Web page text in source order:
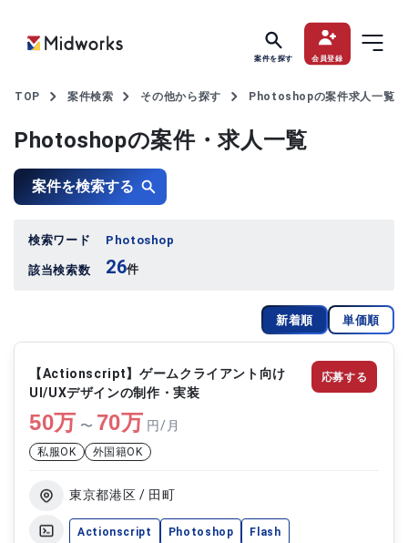
案件を探す 会員登録
TOP 案件検索 その他から探す Photoshopの案件求人一覧
Photoshopの案件・求人一覧
案件を検索する
検索ワード Photoshop
該当検索数 26件
新着順 単価順
【Actionscript】ゲームクライアント向け
UI/UXデザインの制作・実装
50万 〜 70万 円/月
私服OK 外国籍OK
東京都港区 / 田町
Actionscript Photoshop Flash
応募する